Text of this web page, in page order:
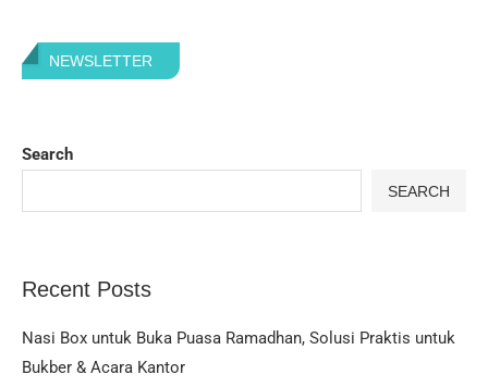
NEWSLETTER
Search
SEARCH
Recent Posts
Nasi Box untuk Buka Puasa Ramadhan, Solusi Praktis untuk
Bukber & Acara Kantor